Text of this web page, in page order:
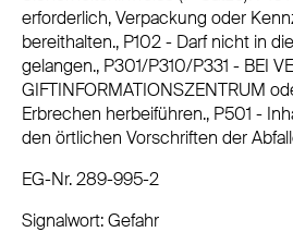
erforderlich, Verpackung oder
bereithalten., P102 - Darf nicht in
gelangen., P301/P310/P331 - BEI
GIFTINFORMATIONSZENTRUM
Erbrechen herbeiführen., P501 -
den örtlichen Vorschriften der
EG-Nr. 289-995-2
Signalwort: Gefahr